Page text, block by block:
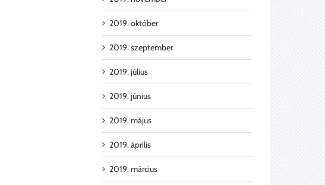
2019. október
2019. szeptember
2019. július
2019. június
2019. május
2019. április
2019. március